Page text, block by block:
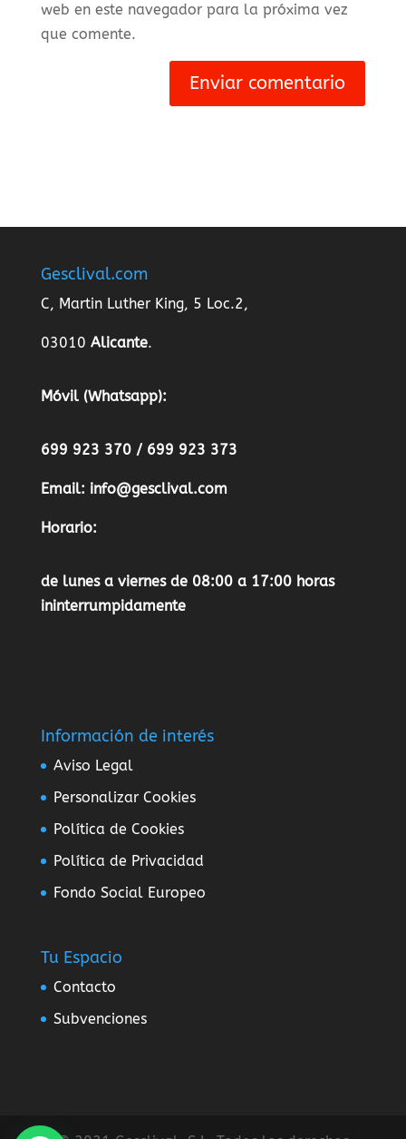
web en este navegador para la próxima vez
que comente.
Gesclival.com
C, Martin Luther King, 5 Loc.2,
03010 Alicante.
Móvil (Whatsapp):
699 923 370 / 699 923 373
Email: info@gesclival.com
Horario:
de lunes a viernes de 08:00 a 17:00 horas
ininterrumpidamente
Información de interés
Aviso Legal
Personalizar Cookies
Política de Cookies
Política de Privacidad
Fondo Social Europeo
Tu Espacio
Contacto
Subvenciones